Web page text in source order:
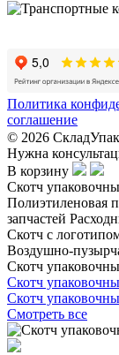
Политика
соглашение
© 2026 СкладУпак
Нужна
В корзину
Скотч
Полиэтиленовая
запчастей
Скотч с
Воздушно-
Скотч
Скотч
Скотч
Смотреть все